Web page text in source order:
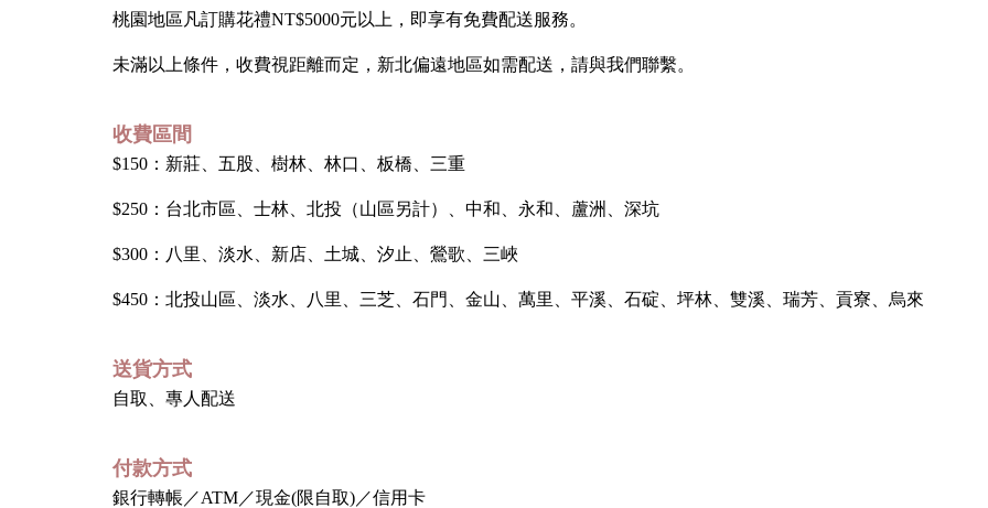
桃園地區凡訂購花禮NT$5000元以上，即享有免費配送服務。
未滿以上條件，收費視距離而定，新北偏遠地區如需配送，請與我們聯繫。
收費區間
$150：新莊、五股、樹林、林口、板橋、三重
$250：台北市區、士林、北投（山區另計）、中和、永和、蘆洲、深坑
$300：八里、淡水、新店、土城、汐止、鶯歌、三峽
$450：北投山區、淡水、八里、三芝、石門、金山、萬里、平溪、石碇、坪林、雙溪、瑞芳、貢寮、烏來
送貨方式
自取、專人配送
付款方式
銀行轉帳／ATM／現金(限自取)／信用卡